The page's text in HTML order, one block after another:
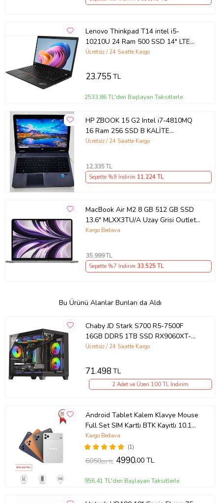
Lenovo Thinkpad T14 intel i5-
10210U 24 Ram 500 SSD 14" LTE
(Sim Kartlı) Notebook - Outlet
Ücretsiz / 24 Saatte Kargo
23.755TL
2533,86 TL'den Başlayan Taksitlerle
HP ZBOOK 15 G2 Intel i7-4810MQ
16 Ram 256 SSD B KALİTE
Workstation Notebook - Outlet
Ücretsiz / 24 Saatte Kargo
12.335TL
Sepette %9 İndirim 11.224TL
MacBook Air M2 8 GB 512 GB SSD
13.6" MLXX3TU/A Uzay Grisi Outlet
(Açıklamayı Okuyunuz)
Kargo Bedava
35.999TL
Sepette %7 İndirim 33.525TL
Bu Ürünü Alanlar Bunları da Aldı
Chaby JD Stark S700 R5-7500F
16GB DDR5 1TB SSD RX9060XT-
16GB
Ücretsiz / 24 Saatte Kargo
71.498TL
2 Adet ve Üzeri 100 TL İndirim
Android Tablet Kalem Klavye Mouse
Full Set SIM Kartlı BTK Kayıtlı 10.1
İnç T17 Pro Max Koyu Gri
(1)
Kargo Bedava
6050,00 TL 4990,00 TL
956,41 TL'den Başlayan Taksitlerle